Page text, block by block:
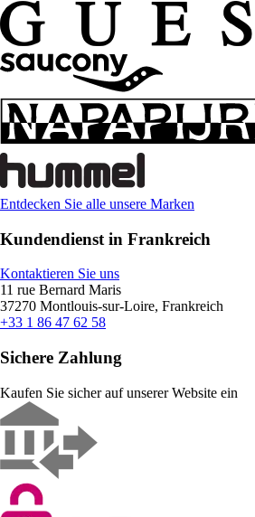
Entdecken Sie alle unsere Marken
Kundendienst in Frankreich
Kontaktieren Sie uns
11 rue Bernard Maris
37270 Montlouis-sur-Loire, Frankreich
+33 1 86 47 62 58
Sichere Zahlung
Kaufen Sie sicher auf unserer Website ein